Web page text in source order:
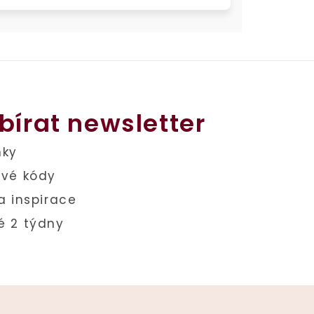
newsletter